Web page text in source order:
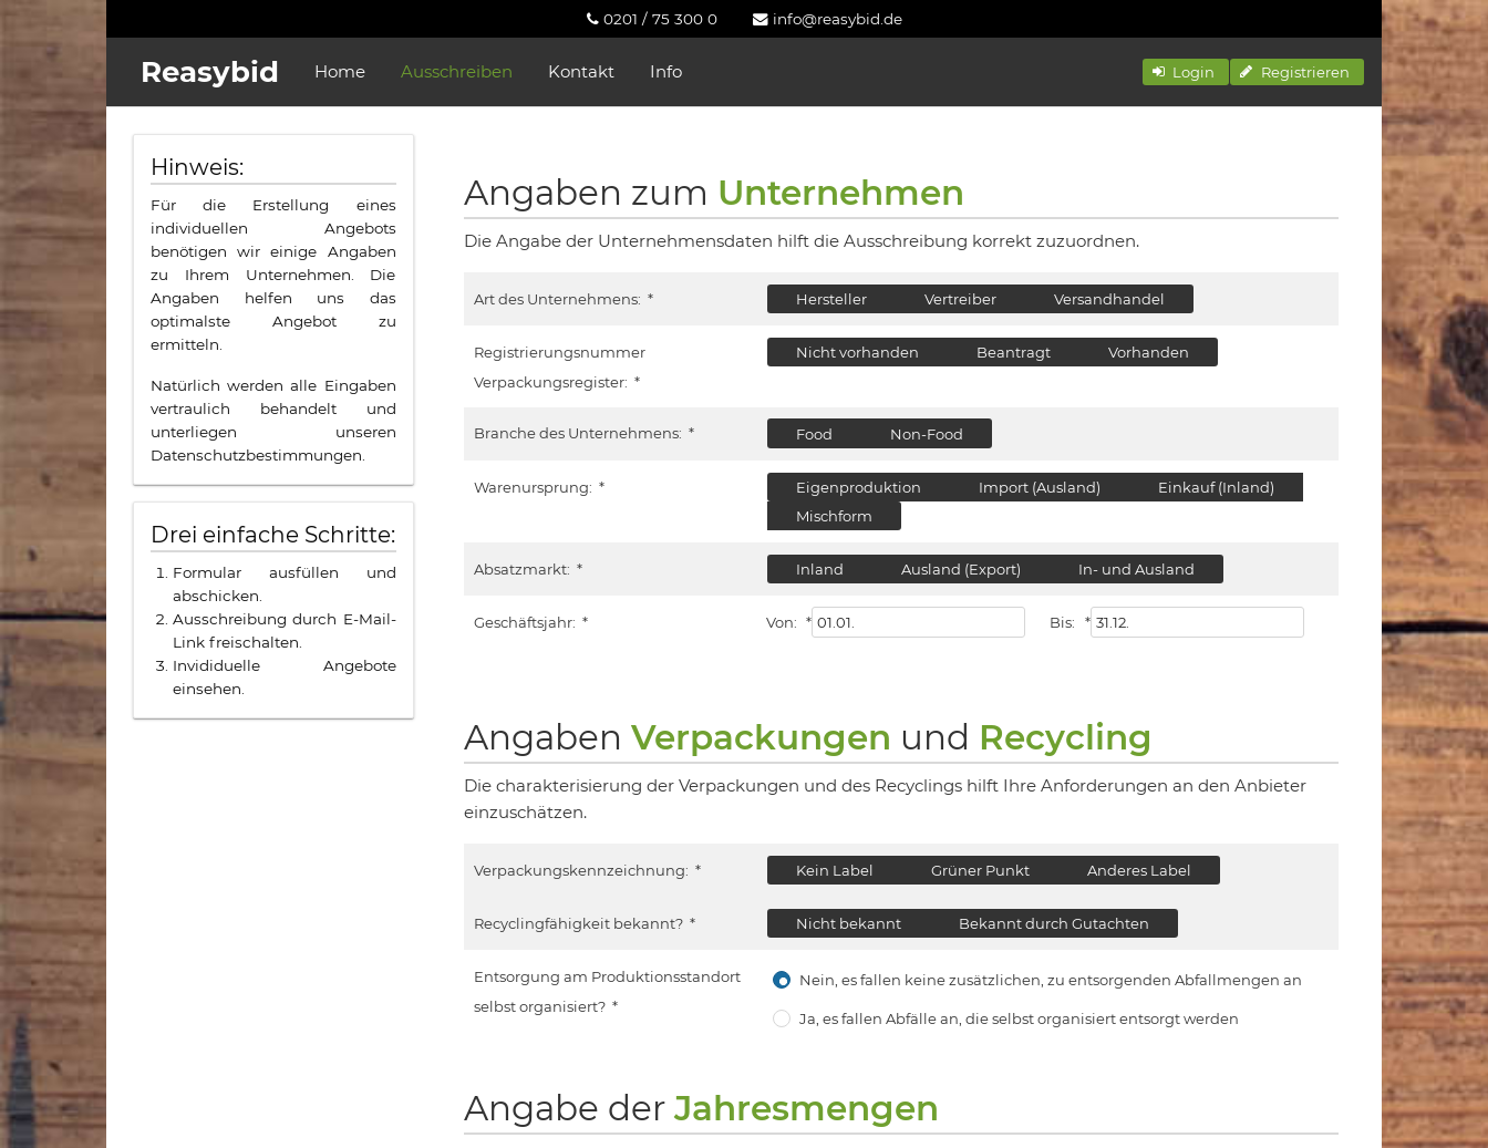
0201 / 75 300 0 info@reasybid.de
Reasybid Home Ausschreiben Kontakt Info Login Registrieren
Hinweis:
Für die Erstellung eines
individuellen Angebots
benötigen wir einige Angaben
zu Ihrem Unternehmen. Die
Angaben helfen uns das
optimalste Angebot zu
ermitteln.
Natürlich werden alle Eingaben
vertraulich behandelt und
unterliegen unseren
Datenschutzbestimmungen.
Drei einfache Schritte:
Formular ausfüllen und
abschicken.
Ausschreibung durch E-Mail-
Link freischalten.
Invididuelle Angebote
einsehen.
Angaben zum Unternehmen
Die Angabe der Unternehmensdaten hilft die Ausschreibung korrekt zuzuordnen.
Art des Unternehmens: * Hersteller Vertreiber Versandhandel
Registrierungsnummer
Verpackungsregister: *
Nicht vorhanden Beantragt Vorhanden
Branche des Unternehmens: * Food Non-Food
Warenursprung: * Eigenproduktion Import (Ausland)
Einkauf (Inland)
Mischform
Absatzmarkt: * Inland Ausland (Export) In- und Ausland
Geschäftsjahr: * Von: * Bis: *
Angaben Verpackungen und Recycling
Die charakterisierung der Verpackungen und des Recyclings hilft Ihre Anforderungen an den Anbieter
einzuschätzen.
Verpackungskennzeichnung: * Kein Label Grüner Punkt Anderes Label
Recyclingfähigkeit bekannt? * Nicht bekannt Bekannt durch Gutachten
Entsorgung am Produktionsstandort
selbst organisiert? *
Nein, es fallen keine zusätzlichen, zu entsorgenden Abfallmengen an
Ja, es fallen Abfälle an, die selbst organisiert entsorgt werden
Angabe der Jahresmengen